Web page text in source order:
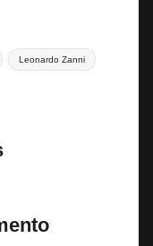
Leonardo Zanni